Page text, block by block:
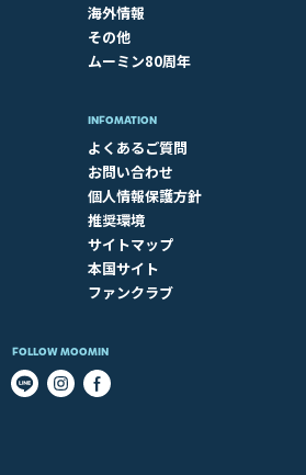
海外情報
その他
ムーミン80周年
INFOMATION
よくあるご質問
お問い合わせ
個人情報保護方針
推奨環境
サイトマップ
本国サイト
ファンクラブ
FOLLOW MOOMIN